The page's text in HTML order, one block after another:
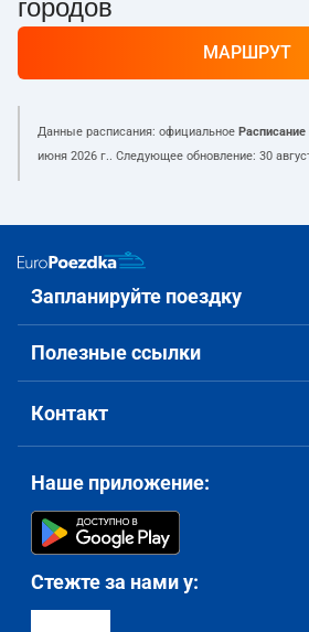
городов
МАРШРУТ
Данные расписания: официальное Расписание
июня 2026 г.. Следующее обновление: 30
Запланируйте поездку
Полезные ссылки
Контакт
Наше приложение:
Стежте за нами у: